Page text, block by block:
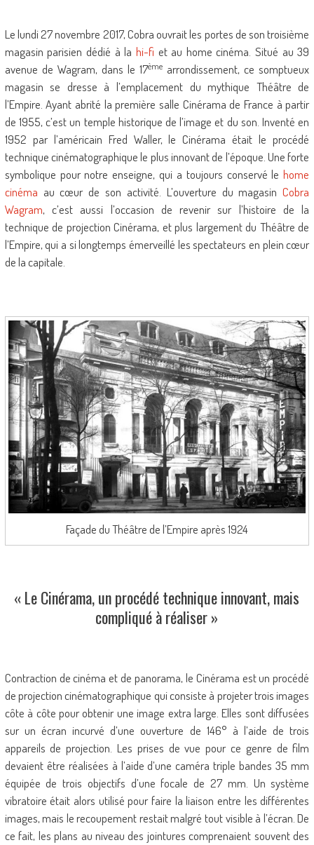
Le lundi 27 novembre 2017, Cobra ouvrait les portes de son troisième
magasin parisien dédié à la hi-fi et au home cinéma. Situé au 39
avenue de Wagram, dans le 17ème arrondissement, ce somptueux
magasin se dresse à l’emplacement du mythique Théâtre de
l’Empire. Ayant abrité la première salle Cinérama de France à partir
de 1955, c’est un temple historique de l’image et du son. Inventé en
1952 par l’américain Fred Waller, le Cinérama était le procédé
technique cinématographique le plus innovant de l’époque. Une forte
symbolique pour notre enseigne, qui a toujours conservé lehome
cinéma au cœur de son activité. L’ouverture du magasinCobra
Wagram, c’est aussi l’occasion de revenir sur l’histoire de la
technique de projection Cinérama, et plus largement du Théâtre de
l’Empire, qui a si longtemps émerveillé les spectateurs en plein cœur
de la capitale.
Façade du Théâtre de l’Empire après 1924
« Le Cinérama, un procédé technique innovant, mais
compliqué à réaliser »
Contraction de cinéma et de panorama, le Cinérama est un procédé
de projection cinématographique qui consiste à projeter trois images
côte à côte pour obtenir une image extra large. Elles sont diffusées
sur un écran incurvé d’une ouverture de 146° à l’aide de trois
appareils de projection. Les prises de vue pour ce genre de film
devaient être réalisées à l’aide d’une caméra triple bandes 35 mm
équipée de trois objectifs d’une focale de 27 mm. Un système
vibratoire était alors utilisé pour faire la liaison entre les différentes
images, mais le recoupement restait malgré tout visible à l’écran. De
ce fait, les plans au niveau des jointures comprenaient souvent des